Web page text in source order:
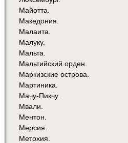
Майотта.
Македония.
Малаита.
Малуку.
Мальта.
Мальтийский орден.
Маркизские острова.
Мартиника.
Мачу-Пикчу.
Мвали.
Ментон.
Мерсия.
Метохия.